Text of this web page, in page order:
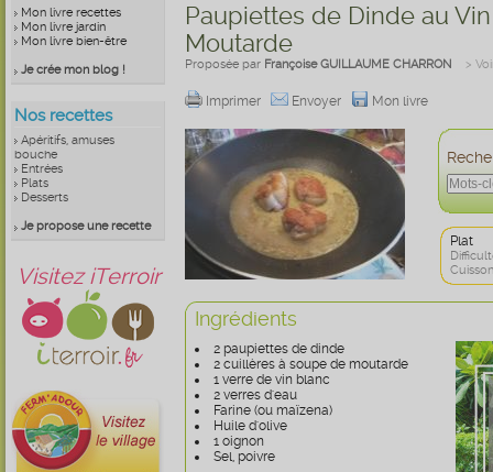
Mon livre recettes
Mon livre jardin
Mon livre bien-être
Je crée mon blog !
Nos recettes
Apéritifs, amuses
bouche
Entrées
Plats
Desserts
Je propose une recette
Visitez iTerroir
Paupiettes de Dinde au
Moutarde
Proposée par Françoise GUILLAUME CHARRON >
Imprimer Envoyer Mon livre
Plat
Ingrédients
2 paupiettes de dinde
2 cuillères à soupe de moutarde
1 verre de vin blanc
2 verres d'eau
Farine (ou maïzena)
Huile d'olive
1 oignon
Sel, poivre